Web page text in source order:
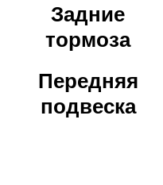
Задние
тормоза
Передняя
подвеска